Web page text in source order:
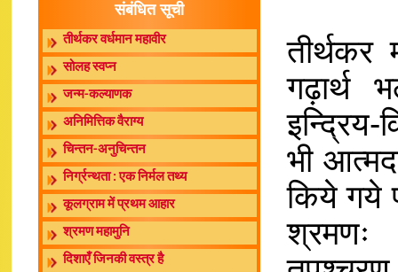
संबंधित सूची
तीर्थकर वर्धमान महावीर
सोलह स्वप्न
जन्म-कल्याणक
अनिमित्तिक वैराग्य
चिन्तन-अनुचिन्तन
निर्ग्रन्थता : एक निर्मल तथ्य
कूलग्राम में प्रथम आहार
श्रमण महामुनि
दिशाएँ जिनकी वस्त्र है
गढ़ार्थ
भी
किये गये
श्रमणः